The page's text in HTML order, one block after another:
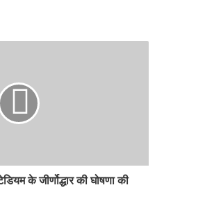
के जीर्णोद्धार की घोषणा की